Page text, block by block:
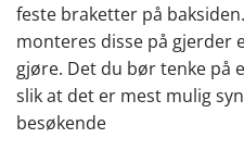
feste braketter på
monteres disse på gjerder
gjøre. Det du bør tenke på
slik at det er mest mulig
besøkende